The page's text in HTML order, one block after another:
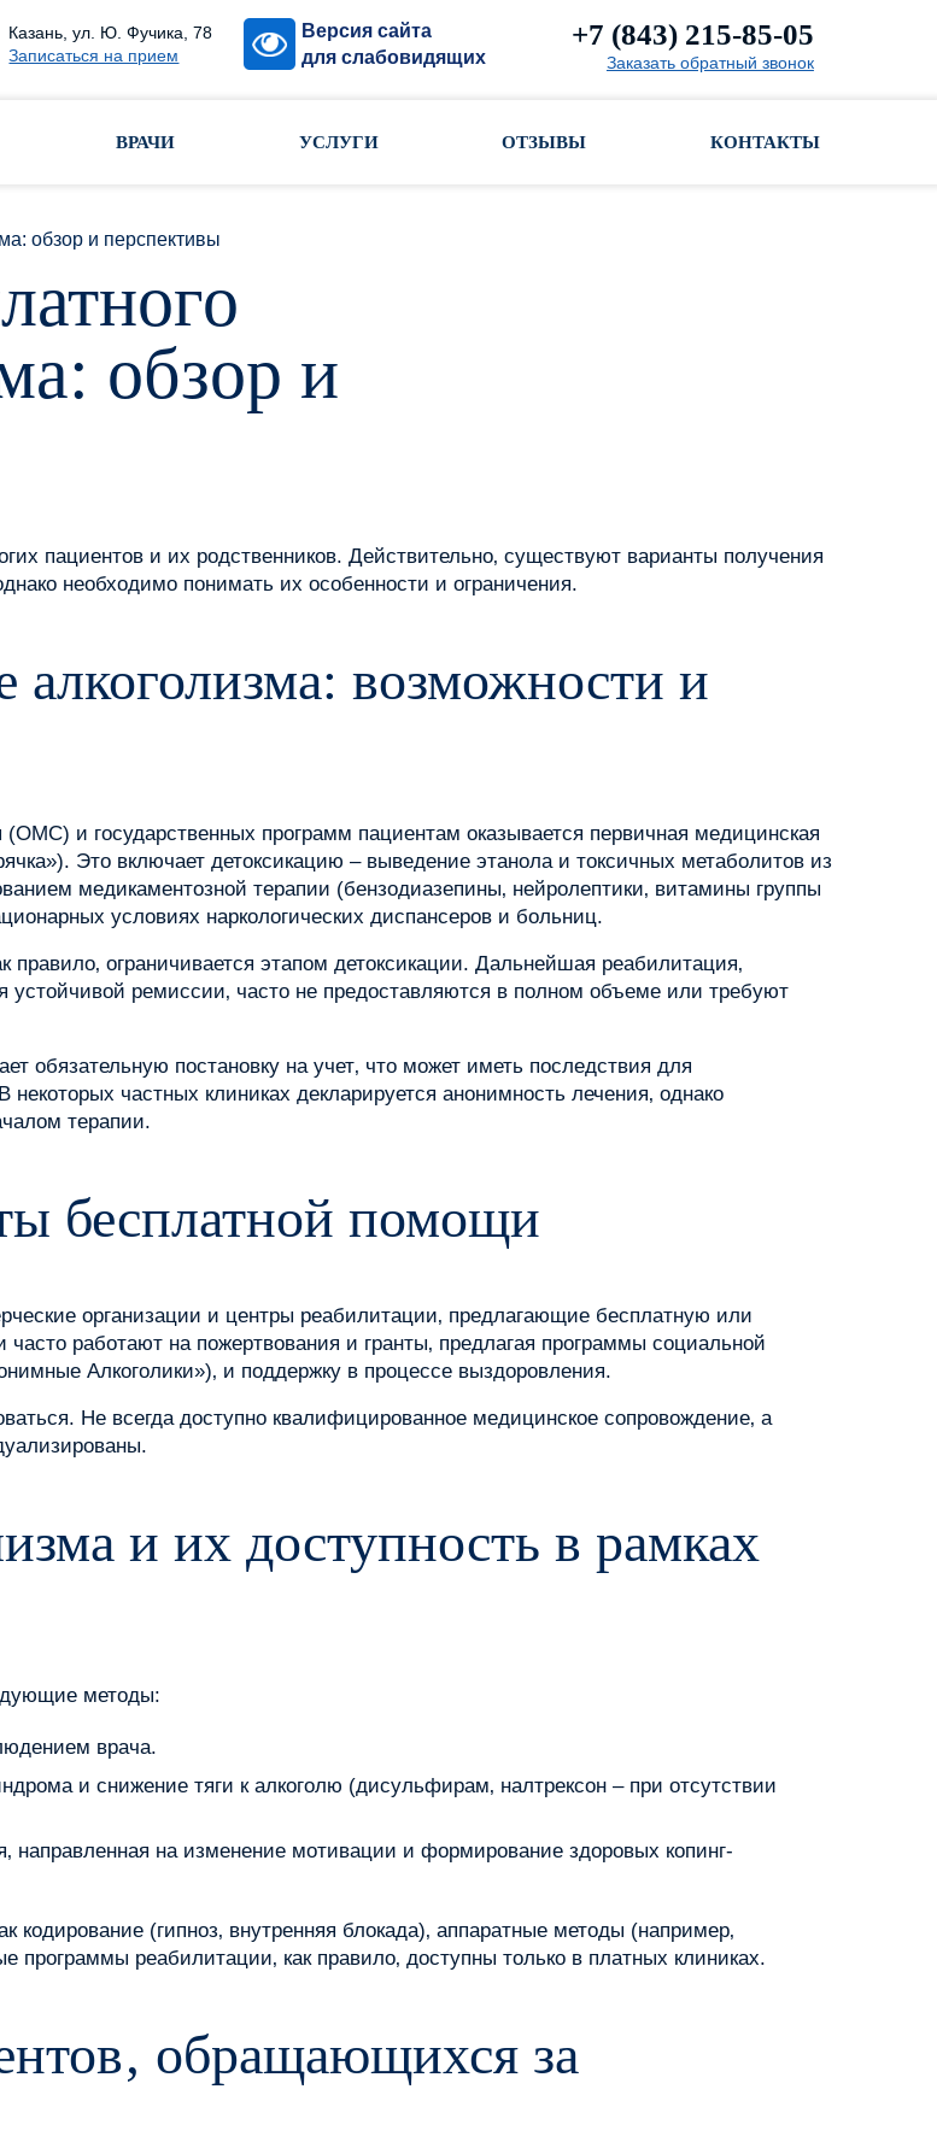
Казань, ул. Ю. Фучика, 78
Записаться на прием
Версия сайта
для слабовидящих
+7 (843) 215-85-05
Заказать обратный звонок
ВРАЧИ УСЛУГИ ОТЗЫВЫ КОНТАКТЫ
обзор и перспективы
обзор и
пациентов и их родственников. Действительно‚ существуют варианты получения
необходимо понимать их особенности и ограничения.
алкоголизма: возможности и
и государственных программ пациентам оказывается первичная медицинская
Это включает детоксикацию – выведение этанола и токсичных метаболитов из
медикаментозной терапии (бензодиазепины‚ нейролептики‚ витамины группы
условиях наркологических диспансеров и больниц.
правило‚ ограничивается этапом детоксикации. Дальнейшая реабилитация‚
ремиссии‚ часто не предоставляются в полном объеме или требуют
обязательную постановку на учет‚ что может иметь последствия для
частных клиниках декларируется анонимность лечения‚ однако
терапии.
бесплатной помощи
организации и центры реабилитации‚ предлагающие бесплатную или
работают на пожертвования и гранты‚ предлагая программы социальной
Алкоголики»)‚ и поддержку в процессе выздоровления.
Не всегда доступно квалифицированное медицинское сопровождение‚ а
и их доступность в рамках
методы:
врача.
и снижение тяги к алкоголю (дисульфирам‚ налтрексон – при отсутствии
направленная на изменение мотивации и формирование здоровых копинг-
(гипноз‚ внутренняя блокада)‚ аппаратные методы (например‚
программы реабилитации‚ как правило‚ доступны только в платных клиниках.
обращающихся за